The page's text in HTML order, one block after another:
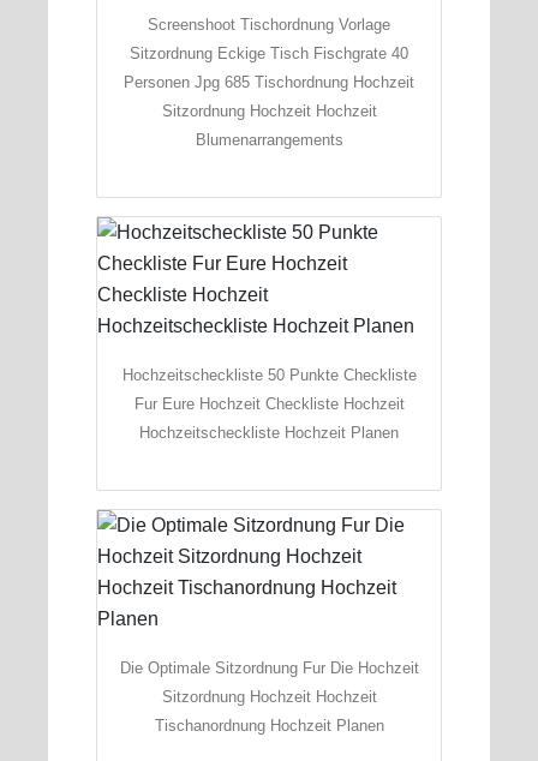
Screenshoot Tischordnung Vorlage
Sitzordnung Eckige Tisch Fischgrate 40
Personen Jpg 685 Tischordnung Hochzeit
Sitzordnung Hochzeit Hochzeit
Blumenarrangements
Hochzeitscheckliste 50 Punkte Checkliste
Fur Eure Hochzeit Checkliste Hochzeit
Hochzeitscheckliste Hochzeit Planen
Die Optimale Sitzordnung Fur Die Hochzeit
Sitzordnung Hochzeit Hochzeit
Tischanordnung Hochzeit Planen